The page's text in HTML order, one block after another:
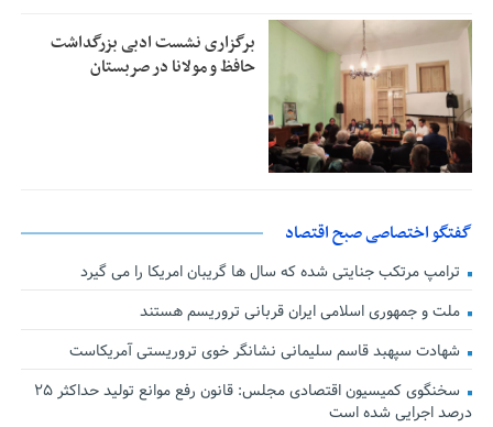
برگزاری نشست ادبی بزرگداشت
حافظ و مولانا در صربستان
گفتگو اختصاصی صبح اقتصاد
ترامپ مرتکب جنایتی شده که سال ها گریبان امریکا را می گیرد
ملت و جمهوری اسلامی ایران قربانی تروریسم هستند
شهادت سپهبد قاسم سلیمانی نشانگر خوی تروریستی آمریکاست
سخنگوی کمیسیون اقتصادی مجلس: قانون رفع موانع تولید حداکثر ۲۵
درصد اجرایی شده است